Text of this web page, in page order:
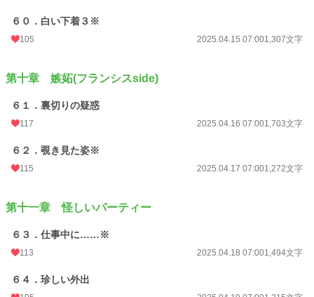
６０．白い下着３※
105 2025.04.15 07:001,307文字
第十章 嫉妬(フランシスside)
６１．裏切りの疑惑
117 2025.04.16 07:001,703文字
６２．覗き見た姿※
115 2025.04.17 07:001,272文字
第十一章 怪しいパーティー
６３．仕事中に……※
113 2025.04.18 07:001,494文字
６４．珍しい外出